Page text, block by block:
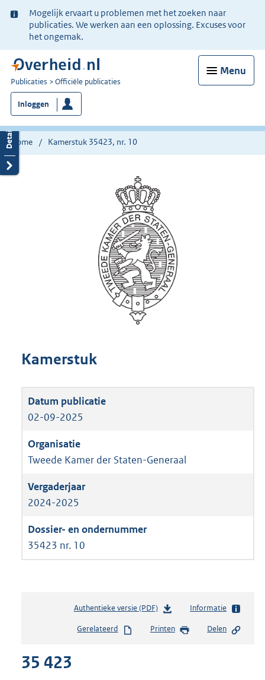
Ter
informatie:
Mogelijk ervaart u problemen met het zoeken naar
publicaties. We werken aan een oplossing. Excuses voor
het ongemak.
Menu
U
bent
nu
hier:
Publicaties Officiële publicaties
Inloggen
Home Kamerstuk 35423, nr. 10
Kamerstuk
02-09-2025
Tweede Kamer der Staten-Generaal
2024-2025
35423 nr. 10
Authentieke versie (PDF)b
s
Informatie
Gerelateerd Printen Delen
35 423